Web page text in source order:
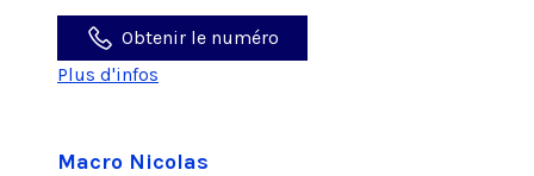
Obtenir le numéro
Plus d'infos
Macro Nicolas